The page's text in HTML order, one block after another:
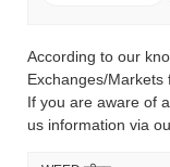
According to our
Exchanges/Markets
If you are aware of
us information via